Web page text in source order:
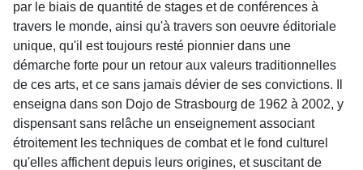
par le biais de quantité de stages et de conférences à
travers le monde, ainsi qu'à travers son oeuvre éditoriale
unique, qu'il est toujours resté pionnier dans une
démarche forte pour un retour aux valeurs traditionnelles
de ces arts, et ce sans jamais dévier de ses convictions. Il
enseigna dans son Dojo de Strasbourg de 1962 à 2002, y
dispensant sans relâche un enseignement associant
étroitement les techniques de combat et le fond culturel
qu'elles affichent depuis leurs origines, et suscitant de